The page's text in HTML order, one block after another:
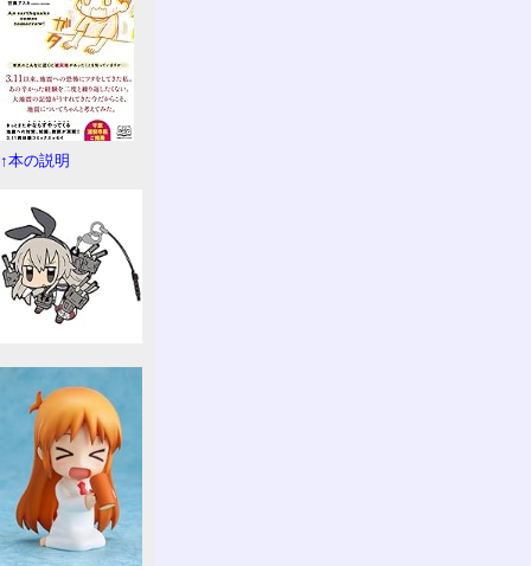
↑本の説明